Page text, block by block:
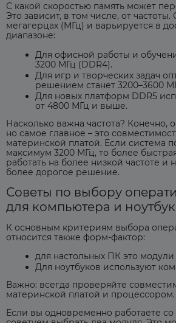
С какой скоростью память может
Это зависит, в том числе, от
мегагерцах (МГц) и варьируется в
диапазоне:
Для офисной работы и
3200 МГц (DDR4).
Для игр и творческих задач
решением станет 3200–3600
Для новых платформ DDR5
от 4800 МГц и выше.
Насколько важна частота? Конечно,
но самое главное – это
материнской платой. Если система
максимум 3200 МГц, то более
работать на более низкой частоте и
более дорогое решение.
Советы по выбору
для компьютера и
К основным критериям выбора
относится также форм-фактор:
для настольных ПК это модули
Для ноутбуков используют
Важно: всегда проверяйте
материнской платой и процессором.
Если вы одновременно работаете